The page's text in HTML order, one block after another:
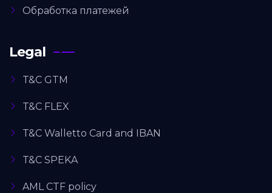
Обработка платежей
Legal
T&C GTM
T&C FLEX
T&C Walletto Card and IBAN
T&C SPEKA
AML CTF policy